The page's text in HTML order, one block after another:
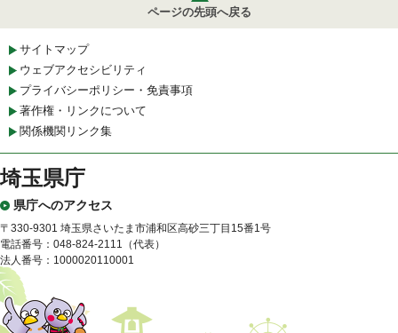
ページの先頭へ戻る
サイトマップ
ウェブアクセシビリティ
プライバシーポリシー・免責事項
著作権・リンクについて
関係機関リンク集
埼玉県庁
県庁へのアクセス
〒330-9301 埼玉県さいたま市浦和区高砂三丁目15番1号
電話番号：048-824-2111（代表）
法人番号：1000020110001